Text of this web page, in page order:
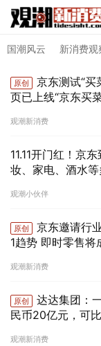
国潮风云 新消费观
原创
京东测试“买
页已上线“京东买
观潮新消费
11.11开门红！京
妆、家电、酒水
观潮小伙伴
原创
京东邀请行
1趋势 即时零售将
观潮新消费
原创
达达集团：
民币20亿元，可
观潮新消费